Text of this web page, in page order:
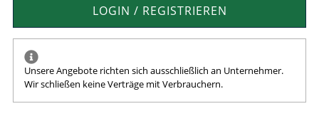
LOGIN / REGISTRIEREN
Unsere Angebote richten sich ausschließlich an Unternehmer.
Wir schließen keine Verträge mit Verbrauchern.